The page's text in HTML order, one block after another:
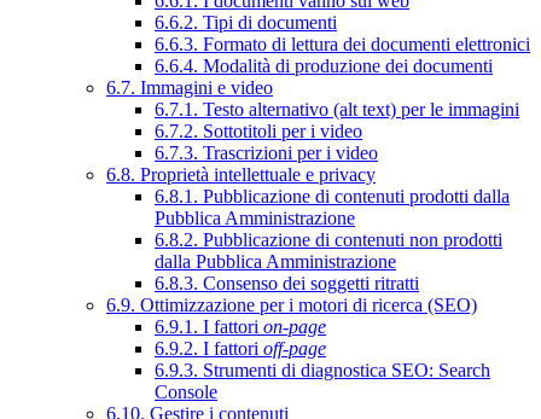
6.6.2. Tipi di documenti
6.6.3. Formato di lettura dei documenti elettronici
6.6.4. Modalità di produzione dei documenti
6.7. Immagini e video
6.7.1. Testo alternativo (alt text) per le immagini
6.7.2. Sottotitoli per i video
6.7.3. Trascrizioni per i video
6.8. Proprietà intellettuale e privacy
6.8.1. Pubblicazione di contenuti prodotti dalla
Pubblica Amministrazione
6.8.2. Pubblicazione di contenuti non prodotti
dalla Pubblica Amministrazione
6.8.3. Consenso dei soggetti ritratti
6.9. Ottimizzazione per i motori di ricerca (SEO)
6.9.1. I fattori on-page
6.9.2. I fattori off-page
6.9.3. Strumenti di diagnostica SEO: Search
Console
6.10. Gestire i contenuti